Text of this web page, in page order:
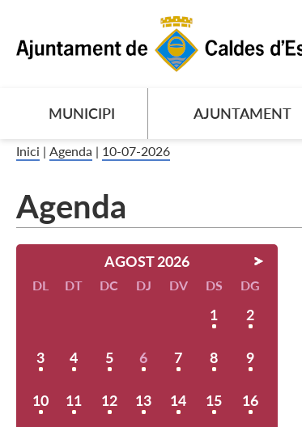
MUNICIPI AJUNTAMENT
Inici | Agenda | 10-07-2026
Agenda
AGOST 2026
DL DT DC DJ DV DS DG
1 2
3 4 5 6 7 8 9
10 11 12 13 14 15 16